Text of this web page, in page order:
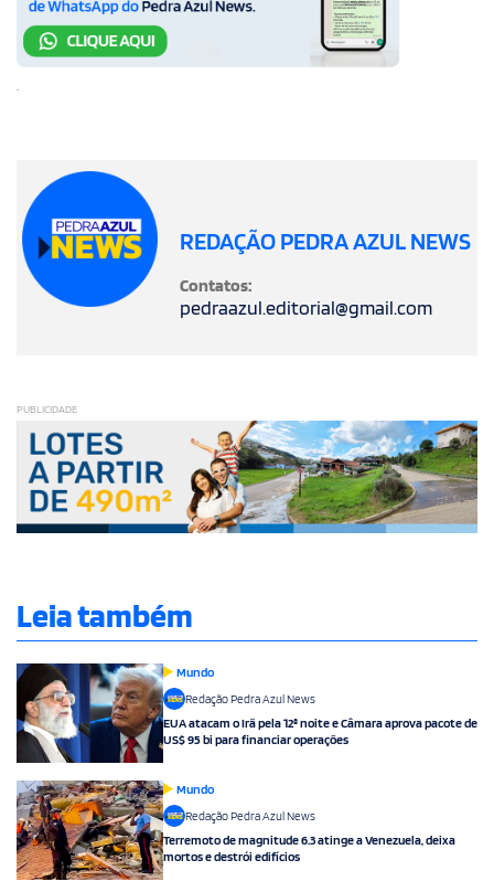
.
REDAÇÃO PEDRA AZUL NEWS
Contatos:
pedraazul.editorial@gmail.com
PUBLICIDADE
Leia também
Mundo
Redação Pedra Azul News
EUA atacam o Irã pela 12ª noite e Câmara aprova pacote de
US$ 95 bi para financiar operações
Mundo
Redação Pedra Azul News
Terremoto de magnitude 6.3 atinge a Venezuela, deixa
mortos e destrói edifícios